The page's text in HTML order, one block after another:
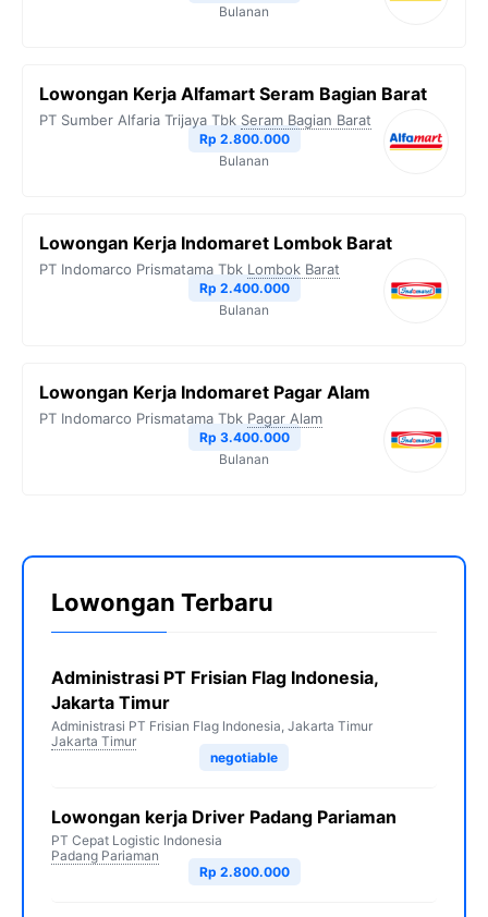
Bulanan
Lowongan Kerja Alfamart Seram Bagian Barat
PT Sumber Alfaria Trijaya Tbk Seram Bagian Barat
Rp 2.800.000
Bulanan
Lowongan Kerja Indomaret Lombok Barat
PT Indomarco Prismatama Tbk Lombok Barat
Rp 2.400.000
Bulanan
Lowongan Kerja Indomaret Pagar Alam
PT Indomarco Prismatama Tbk Pagar Alam
Rp 3.400.000
Bulanan
Lowongan Terbaru
Administrasi PT Frisian Flag Indonesia,
Jakarta Timur
Administrasi PT Frisian Flag Indonesia, Jakarta Timur
Jakarta Timur
negotiable
Lowongan kerja Driver Padang Pariaman
PT Cepat Logistic Indonesia
Padang Pariaman
Rp 2.800.000